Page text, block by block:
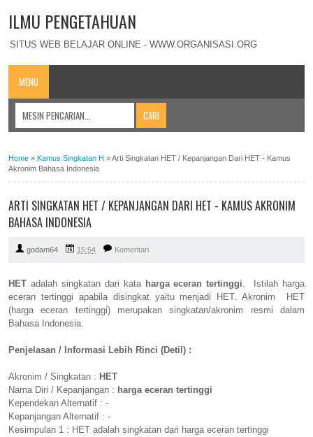
ILMU PENGETAHUAN
SITUS WEB BELAJAR ONLINE - WWW.ORGANISASI.ORG
MENU
Home » Kamus Singkatan H »Arti Singkatan HET / Kepanjangan Dari HET - Kamus
Akronim Bahasa Indonesia
ARTI SINGKATAN HET / KEPANJANGAN DARI HET - KAMUS AKRONIM
BAHASA INDONESIA
godam64 15:54 Komentari
HET adalah singkatan dari kata harga eceran tertinggi. Istilah harga
eceran tertinggi apabila disingkat yaitu menjadi HET. Akronim HET
(harga eceran tertinggi) merupakan singkatan/akronim resmi dalam
Bahasa Indonesia.
Penjelasan / Informasi Lebih Rinci (Detil) :
Akronim / Singkatan : HET
Nama Diri / Kepanjangan : harga eceran tertinggi
Kependekan Alternatif : -
Kepanjangan Alternatif : -
Kesimpulan 1 : HET adalah singkatan dari harga eceran tertinggi